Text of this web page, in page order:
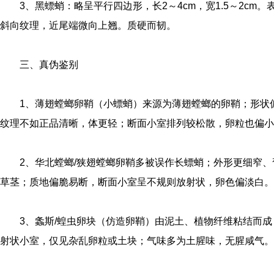
3、黑螵蛸：略呈平行四边形，长2～4cm，宽1.5～2cm。
斜向纹理，近尾端微向上翘。质硬而韧。
三、真伪鉴别
1、薄翅螳螂卵鞘（小螵蛸）来源为薄翅螳螂的卵鞘；形
纹理不如正品清晰，体更轻；断面小室排列较松散，卵粒也偏
2、华北螳螂/狭翅螳螂卵鞘多被误作长螵蛸；外形更细窄
草茎；质地偏脆易断，断面小室呈不规则放射状，卵色偏淡白。
3、螽斯/蝗虫卵块（仿造卵鞘）由泥土、植物纤维粘结而
射状小室，仅见杂乱卵粒或土块；气味多为土腥味，无腥咸气。